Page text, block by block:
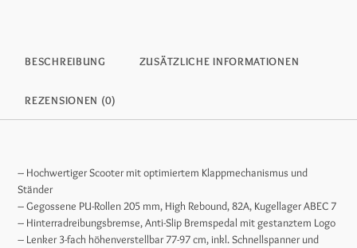
BESCHREIBUNG ZUSÄTZLICHE INFORMATIONEN
REZENSIONEN (0)
– Hochwertiger Scooter mit optimiertem Klappmechanismus und
Ständer
– Gegossene PU-Rollen 205 mm, High Rebound, 82A, Kugellager ABEC 7
– Hinterradreibungsbremse, Anti-Slip Bremspedal mit gestanztem Logo
– Lenker 3-fach höhenverstellbar 77-97 cm, inkl. Schnellspanner und